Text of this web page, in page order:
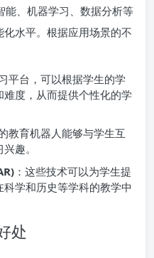
能、机器学习、数据分析等
水平。根据应用场景的不
平台，可以根据学生的学
度，从而提供个性化的学
教育机器人能够与学生互
趣。
：这些技术可以为学生提
学和历史等学科的教学中
处